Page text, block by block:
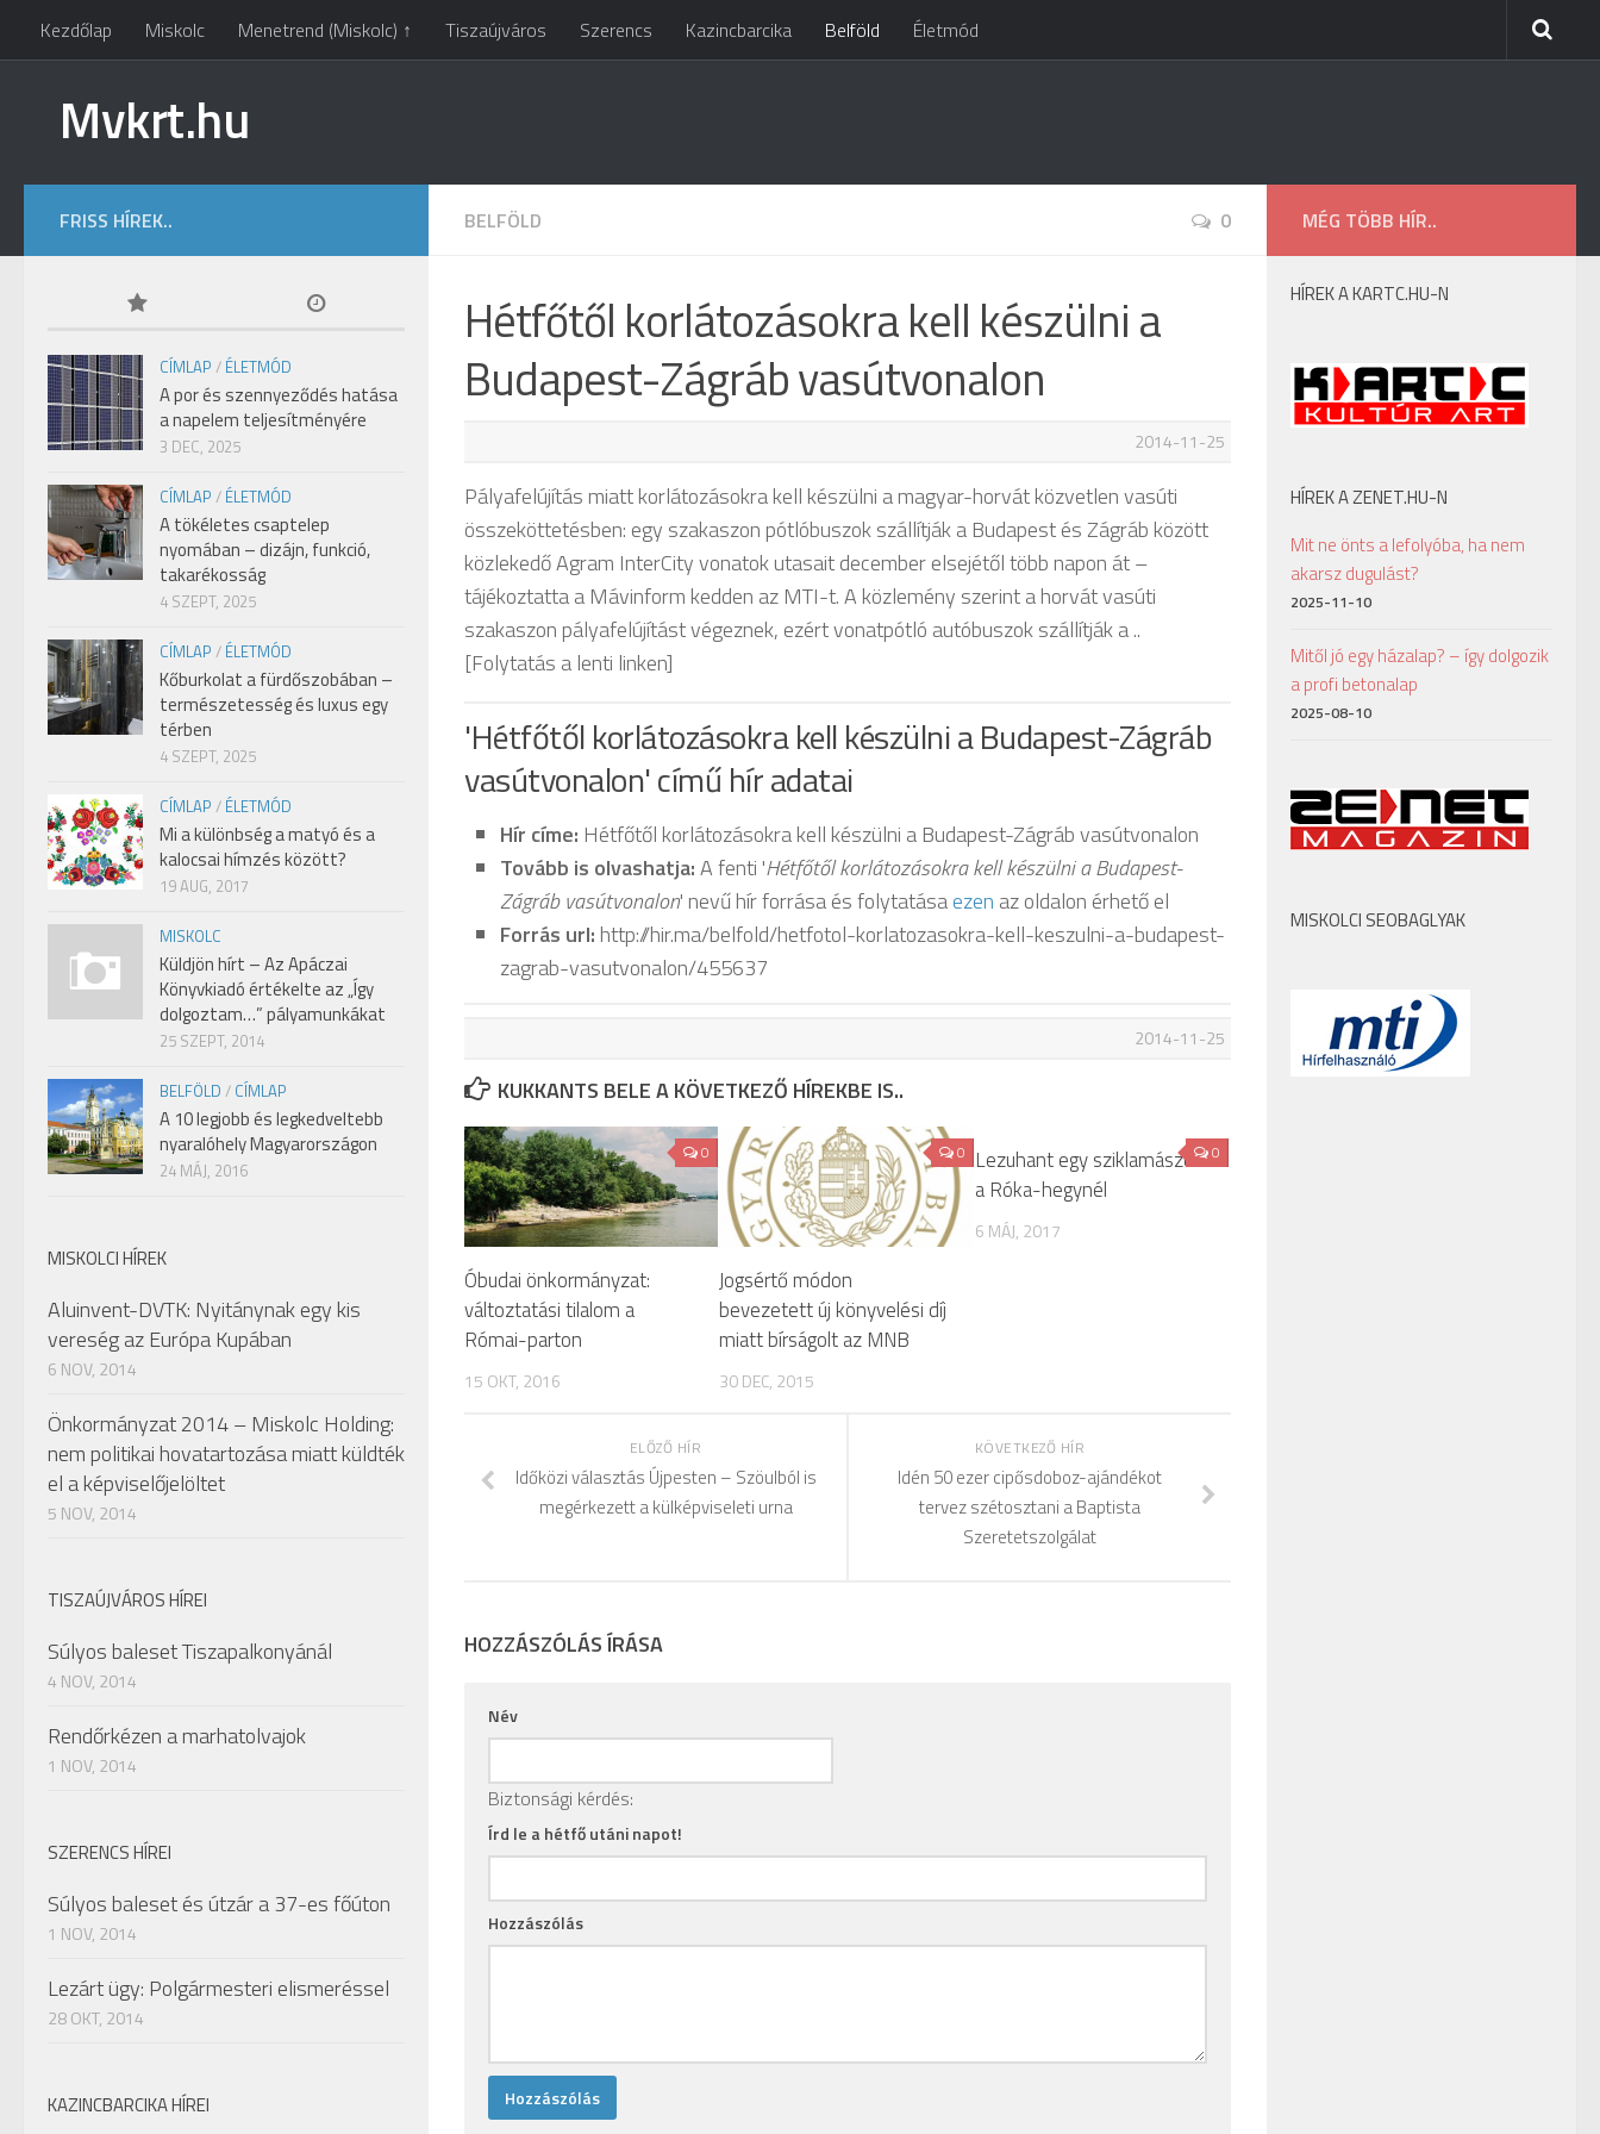
Kezdőlap Miskolc Menetrend (Miskolc) ↑ Tiszaújváros Szerencs Kazincbarcika Belföld Életmód
Mvkrt.hu
BELFÖLD 0
Hétfőtől korlátozásokra kell készülni a
Budapest-Zágráb vasútvonalon
2014-11-25
Pályafelújítás miatt korlátozásokra kell készülni a magyar-horvát közvetlen vasúti
összeköttetésben: egy szakaszon pótlóbuszok szállítják a Budapest és Zágráb között
közlekedő Agram InterCity vonatok utasait december elsejétől több napon át –
tájékoztatta a Mávinform kedden az MTI-t. A közlemény szerint a horvát vasúti
szakaszon pályafelújítást végeznek, ezért vonatpótló autóbuszok szállítják a ..
[Folytatás a lenti linken]
'Hétfőtől korlátozásokra kell készülni a Budapest-Zágráb
vasútvonalon' című hír adatai
Hír címe: Hétfőtől korlátozásokra kell készülni a Budapest-Zágráb vasútvonalon
Tovább is olvashatja:A fenti 'Hétfőtől korlátozásokra kell készülni a Budapest-
Zágráb vasútvonalon' nevű hír forrása és folytatásaezen az oldalon érhető el
Forrás url: http://hir.ma/belfold/hetfotol-korlatozasokra-kell-keszulni-a-budapest-
zagrab-vasutvonalon/455637
2014-11-25
KUKKANTS BELE A KÖVETKEZŐ HÍREKBE IS..
0
Óbudai önkormányzat:
változtatási tilalom a
Római-parton
15 OKT, 2016
0
Jogsértő módon
bevezetett új könyvelési díj
miatt bírságolt az MNB
30 DEC, 2015
0
Lezuhant egy sziklamászó
a Róka-hegynél
6 MÁJ, 2017
KÖVETKEZŐ HÍR
Idén 50 ezer cipősdoboz-ajándékot
tervez szétosztani a Baptista
Szeretetszolgálat
ELŐZŐ HÍR
Időközi választás Újpesten – Szöulból is
megérkezett a külképviseleti urna
HOZZÁSZÓLÁS ÍRÁSA
Név
Biztonsági kérdés:
Írd le a hétfő utáni napot!
Hozzászólás
FRISS HÍREK..
CÍMLAP / ÉLETMÓD
A por és szennyeződés hatása
a napelem teljesítményére
3 DEC, 2025
CÍMLAP / ÉLETMÓD
A tökéletes csaptelep
nyomában – dizájn, funkció,
takarékosság
4 SZEPT, 2025
CÍMLAP / ÉLETMÓD
Kőburkolat a fürdőszobában –
természetesség és luxus egy
térben
4 SZEPT, 2025
CÍMLAP / ÉLETMÓD
Mi a különbség a matyó és a
kalocsai hímzés között?
19 AUG, 2017
MISKOLC
Küldjön hírt – Az Apáczai
Könyvkiadó értékelte az „Így
dolgoztam…” pályamunkákat
25 SZEPT, 2014
BELFÖLD / CÍMLAP
A 10 legjobb és legkedveltebb
nyaralóhely Magyarországon
24 MÁJ, 2016
MISKOLCI HÍREK
Aluinvent-DVTK: Nyitánynak egy kis
vereség az Európa Kupában
6 NOV, 2014
Önkormányzat 2014 – Miskolc Holding:
nem politikai hovatartozása miatt küldték
el a képviselőjelöltet
5 NOV, 2014
TISZAÚJVÁROS HÍREI
Súlyos baleset Tiszapalkonyánál
4 NOV, 2014
Rendőrkézen a marhatolvajok
1 NOV, 2014
SZERENCS HÍREI
Súlyos baleset és útzár a 37-es főúton
1 NOV, 2014
Lezárt ügy: Polgármesteri elismeréssel
28 OKT, 2014
KAZINCBARCIKA HÍREI
MÉG TÖBB HÍR..
HÍREK A KARTC.HU-N
HÍREK A ZENET.HU-N
Mit ne önts a lefolyóba, ha nem
akarsz dugulást?
2025-11-10
Mitől jó egy házalap? – így dolgozik
a profi betonalap
2025-08-10
MISKOLCI SEOBAGLYAK